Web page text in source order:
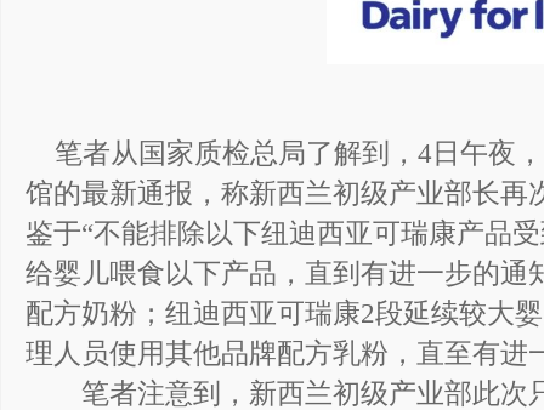
笔者从国家质检总局了解到，4日午夜
馆的最新通报，称新西兰初级产业部长再
鉴于“不能排除以下纽迪西亚可瑞康产品
给婴儿喂食以下产品，直到有进一步的通
配方奶粉；纽迪西亚可瑞康2段延续较大
理人员使用其他品牌配方乳粉，直至有进
笔者注意到，新西兰初级产业部此次